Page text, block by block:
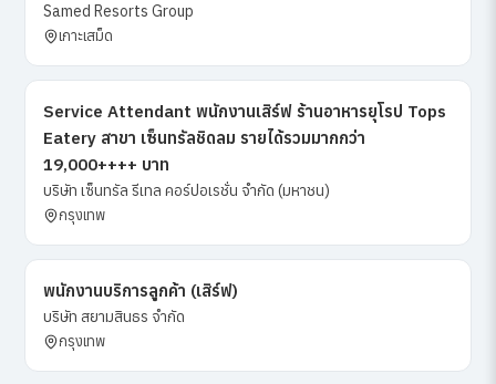
Samed Resorts Group
เกาะเสม็ด
Service Attendant พนักงานเสิร์ฟ ร้านอาหารยุโรป Tops
Eatery สาขา เซ็นทรัลชิดลม รายได้รวมมากกว่า
19,000++++ บาท
บริษัท เซ็นทรัล รีเทล คอร์ปอเรชั่น จำกัด (มหาชน)
กรุงเทพ
พนักงานบริการลูกค้า (เสิร์ฟ)
บริษัท สยามสินธร จำกัด
กรุงเทพ